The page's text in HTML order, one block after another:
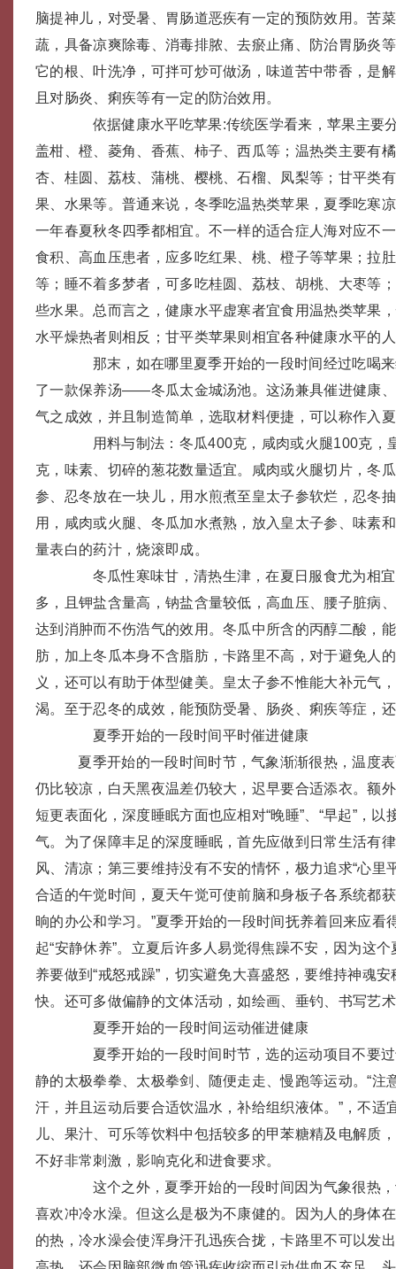
脑提神儿，对受暑、胃肠道恶疾有一定的预防效用。苦
蔬，具备凉爽除毒、消毒排脓、去瘀止痛、防治胃肠炎
它的根、叶洗净，可拌可炒可做汤，味道苦中带香，是
且对肠炎、痢疾等有一定的防治效用。
依据健康水平吃苹果:传统医学看来，苹果主要
盖柑、橙、菱角、香蕉、柿子、西瓜等；温热类主要有
杏、桂圆、荔枝、蒲桃、樱桃、石榴、凤梨等；甘平类
果、水果等。普通来说，冬季吃温热类苹果，夏季吃寒
一年春夏秋冬四季都相宜。不一样的适合症人海对应不
食积、高血压患者，应多吃红果、桃、橙子等苹果；拉
等；睡不着多梦者，可多吃桂圆、荔枝、胡桃、大枣等
些水果。总而言之，健康水平虚寒者宜食用温热类苹果
水平燥热者则相反；甘平类苹果则相宜各种健康水平的
那末，如在哪里夏季开始的一段时间经过吃喝来
了一款保养汤——冬瓜太金城汤池。这汤兼具催进健康
气之成效，并且制造简单，选取材料便捷，可以称作入
用料与制法：冬瓜400克，咸肉或火腿100克，
克，味素、切碎的葱花数量适宜。咸肉或火腿切片，冬
参、忍冬放在一块儿，用水煎煮至皇太子参软烂，忍冬
用，咸肉或火腿、冬瓜加水煮熟，放入皇太子参、味素
量表白的药汁，烧滚即成。
冬瓜性寒味甘，清热生津，在夏日服食尤为相宜
多，且钾盐含量高，钠盐含量较低，高血压、腰子脏病
达到消肿而不伤浩气的效用。冬瓜中所含的丙醇二酸，
肪，加上冬瓜本身不含脂肪，卡路里不高，对于避免人
义，还可以有助于体型健美。皇太子参不惟能大补元气
渴。至于忍冬的成效，能预防受暑、肠炎、痢疾等症，
夏季开始的一段时间平时催进健康
夏季开始的一段时间时节，气象渐渐很热，温度
仍比较凉，白天黑夜温差仍较大，迟早要合适添衣。额
短更表面化，深度睡眠方面也应相对“晚睡”、“早起”，以
气。为了保障丰足的深度睡眠，首先应做到日常生活有
风、清凉；第三要维持没有不安的情怀，极力追求“心里
合适的午觉时间，夏天午觉可使前脑和身板子各系统都
晌的办公和学习。”夏季开始的一段时间抚养着回来应看
起“安静休养”。立夏后许多人易觉得焦躁不安，因为这
养要做到“戒怒戒躁”，切实避免大喜盛怒，要维持神魂
快。还可多做偏静的文体活动，如绘画、垂钓、书写艺
夏季开始的一段时间运动催进健康
夏季开始的一段时间时节，选的运动项目不要过
静的太极拳拳、太极拳剑、随便走走、慢跑等运动。“注
汗，并且运动后要合适饮温水，补给组织液体。”，不适
儿、果汁、可乐等饮料中包括较多的甲苯糖精及电解质
不好非常刺激，影响克化和进食要求。
这个之外，夏季开始的一段时间因为气象很热，
喜欢冲冷水澡。但这么是极为不康健的。因为人的身体
的热，冷水澡会使浑身汗孔迅疾合拢，卡路里不可以发